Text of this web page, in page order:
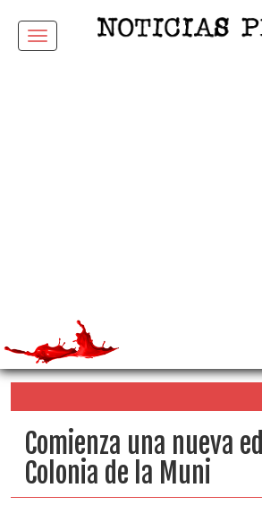
Menu
Comienza una nueva
Colonia de la Muni